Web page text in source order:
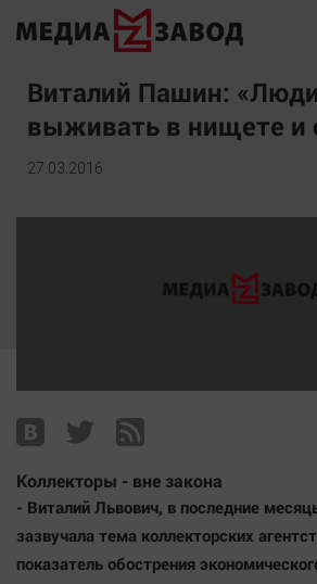
Новости
Экономика
Происшествия
Поиск
Наша победа
Общество
Политика
Виталий Пашин:
выживать в нищете и
27.03.2016
Коллекторы - вне закона
- Виталий Львович, в последние
зазвучала тема коллекторских
показатель обострения